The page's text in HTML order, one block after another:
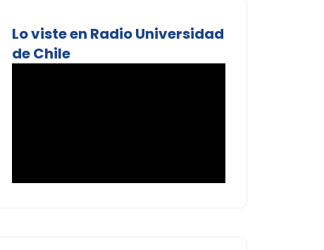
Lo viste en Radio Universidad
de Chile